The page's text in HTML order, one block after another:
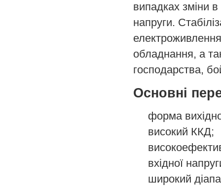
випадках зміни
напруги.
обладнання, а
господарства,
Основні
форма
високий ККД;
вхідної
широкий